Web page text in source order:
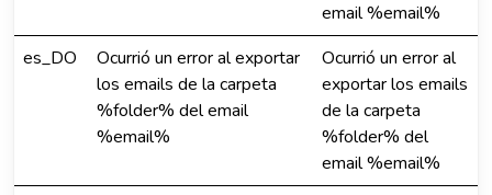
email %email%
es_DO
Ocurrió un error al exportar
los emails de la carpeta
%folder% del email
%email%
Ocurrió un error al
exportar los emails
de la carpeta
%folder% del
email %email%